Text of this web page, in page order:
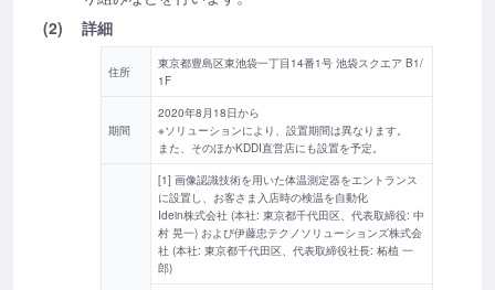
(2)
詳細
住所
東京都豊島区東池袋一丁目14番1号 池袋スクエア B1/
1F
期間
2020年8月18日から
※ソリューションにより、設置期間は異なります。
また、そのほかKDDI直営店にも設置を予定。
[1] 画像認識技術を用いた体温測定器をエントランス
に設置し、お客さま入店時の検温を自動化
Idein株式会社 (本社: 東京都千代田区、代表取締役: 中
村 晃一) および伊藤忠テクノソリューションズ株式会
社 (本社: 東京都千代田区、代表取締役社長: 柘植 一
郎)